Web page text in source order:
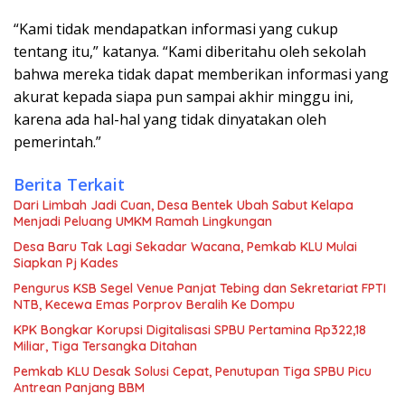
“Kami tidak mendapatkan informasi yang cukup
tentang itu,” katanya. “Kami diberitahu oleh sekolah
bahwa mereka tidak dapat memberikan informasi yang
akurat kepada siapa pun sampai akhir minggu ini,
karena ada hal-hal yang tidak dinyatakan oleh
pemerintah.”
Berita Terkait
Dari Limbah Jadi Cuan, Desa Bentek Ubah Sabut Kelapa
Menjadi Peluang UMKM Ramah Lingkungan
Desa Baru Tak Lagi Sekadar Wacana, Pemkab KLU Mulai
Siapkan Pj Kades
Pengurus KSB Segel Venue Panjat Tebing dan Sekretariat FPTI
NTB, Kecewa Emas Porprov Beralih Ke Dompu
KPK Bongkar Korupsi Digitalisasi SPBU Pertamina Rp322,18
Miliar, Tiga Tersangka Ditahan
Pemkab KLU Desak Solusi Cepat, Penutupan Tiga SPBU Picu
Antrean Panjang BBM